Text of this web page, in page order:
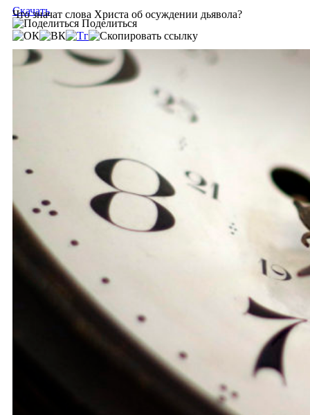
Что значат слова Христа об осуждении дьявола?
Скачать
Поделиться